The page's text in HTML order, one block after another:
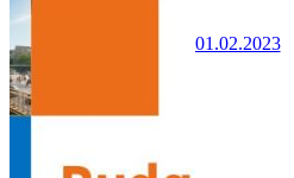
01.02.2023